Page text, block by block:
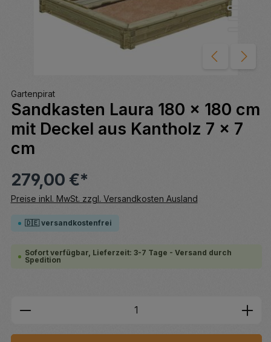
Gartenpirat
Sandkasten Laura 180 × 180 cm
mit Deckel aus Kantholz 7 × 7
cm
279,00 €*
Preise inkl. MwSt. zzgl. Versandkosten Ausland
🇩🇪 versandkostenfrei
Sofort verfügbar, Lieferzeit: 3-7 Tage - Versand durch
Spedition
Produkt Anzahl: Gib den